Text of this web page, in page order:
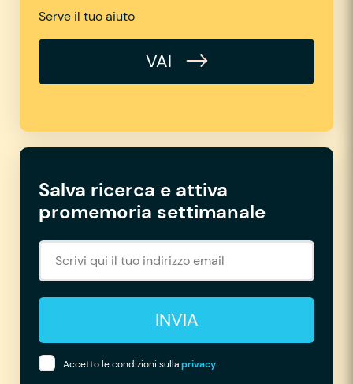
Serve il tuo aiuto
VAI
Salva ricerca e attiva
promemoria settimanale
INVIA
Accetto le condizioni sullaprivacy.